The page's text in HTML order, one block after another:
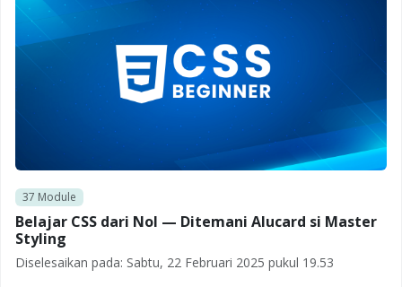
37 Module
Belajar CSS dari Nol — Ditemani Alucard si Master
Styling
Diselesaikan pada: Sabtu, 22 Februari 2025 pukul 19.53